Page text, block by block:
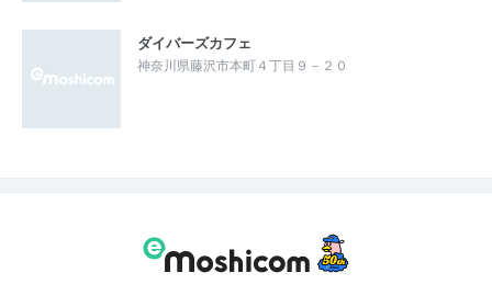
ダイバーズカフェ
神奈川県藤沢市本町４丁目９－２０